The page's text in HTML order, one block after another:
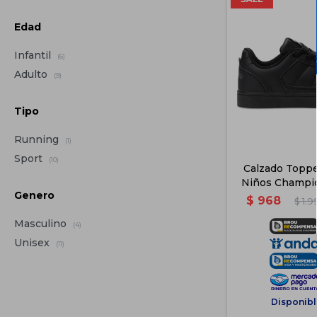
Calzado
Niños
$ 968 $
Edad
Infantil (6)
Adulto (9)
Tipo
Running (1)
Sport (10)
Genero
Masculino (4)
Unisex (11)